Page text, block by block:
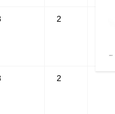
2
2